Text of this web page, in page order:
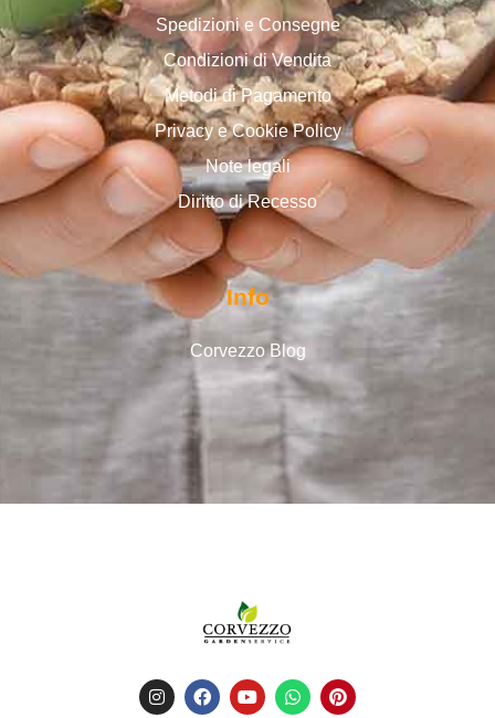
Spedizioni e Consegne
Condizioni di Vendita
Metodi di Pagamento
Privacy e Cookie Policy
Note legali
Diritto di Recesso
Info
Corvezzo Blog